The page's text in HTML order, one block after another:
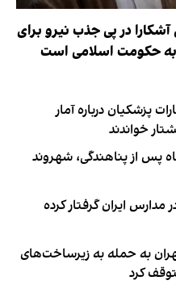
در پی جذب نیرو برای
به حکومت اسلامی است
پزشکیان درباره آمار
خواندند
زن ایرانی ۵ ماه پس از پناهندگی، شهروند
مدارس ایران گرفتار کرده
به حمله به زیرساخت‌های
کرد